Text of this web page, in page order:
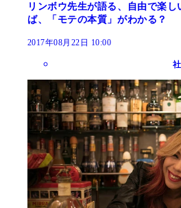
リンボウ先生が語る、自由で楽
ば、「モテの本質」がわかる？
2017年08月22日 10:00